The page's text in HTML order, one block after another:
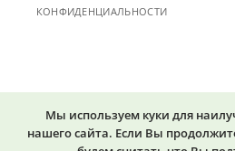
КОНФИДЕНЦИАЛЬНОСТИ
Мы используем куки для
нашего сайта. Если Вы